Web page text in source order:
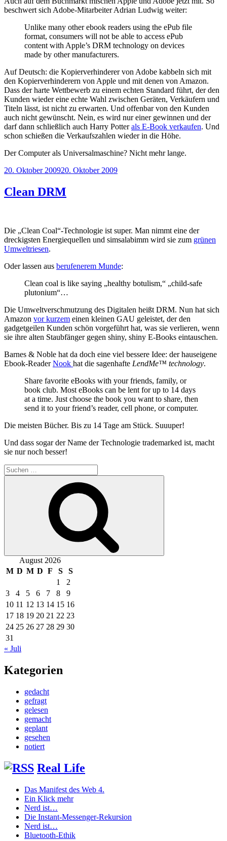
beschwert sich Adobe-Mitarbeiter Adrian Ludwig weiter:
Unlike many other ebook readers using the ePub file
format, consumers will not be able to access ePub
content with Apple’s DRM technology on devices
made by other manufacturers.
Auf Deutsch: die Kopierverhinderer von Adobe kabbeln sich mit
den Kopierverhinderern von Apple und mit denen von Amazon.
Dass der harte Wettbewerb zu einem echten Standard führt, der den
Kunden wieder eine echte Wahl zwischen Geräten, Verkäufern und
Titeln lässt, ist nicht zu erwarten. Und offenbar von den Kunden
auch nicht gewünscht. Nein, es wird nur einer gewinnen und der
darf dann schließlich auch Harry Potterals E-Book verkaufen. Und
schon schießen die Verkaufszahlen wieder in die Höhe.
Der Computer als Universalmaschine? Nicht mehr lange.
Veröffentlicht
20. Oktober 200920. Oktober 2009
Clean DRM
Die „Clean Coal“-Technologie ist super. Man nimmt eine der
dreckigsten Energiequellen und simsalabimm wird sie zum grünen
Umweltriesen.
Oder lassen aus berufenerem Munde:
Clean coal is like saying „healthy botulism,“ „child-safe
plutonium“…
Die Umweltverschmutzung des Digitalen heißt DRM. Nun hat sich
Amazon vor kurzem einen kleinen GAU geleistet, der den
gadgetgeilen Kunden schön vorgeführt hat, was sie verlieren, wenn
sie ihre alten Staubfänger gegen shiny, shiny E-Books eintauschen.
Barnes & Noble hat da doch eine viel bessere Idee: der hauseigene
Ebook-ReaderNook hat die sagenhafte LendMe™ technology.
Share favorite eBooks with your friends, family, or
book club. Most eBooks can be lent for up to 14 days
at a time. Just choose the book you want to share, then
send it to your friend’s reader, cell phone, or computer.
Die meisten Bücher. Bis zu 14 Tage am Stück. Suuuper!
Und dass sogar der Name der Technologie trademarked ist, macht
sie nur noch besser!
Suchen
nach:
August 2026
M D M D F S
S
1
2
3
4 5 6 7 8
9
10 11 12 13 14 15 16
17 18 19 20 21 22 23
24 25 26 27 28 29 30
31
« Juli
Kategorien
gedacht
gefragt
gelesen
gemacht
geplant
gesehen
notiert
Real Life
Das Manifest des Web 4.
Ein Klick mehr
Nerd ist…
Die Instant-Messenger-Rekursion
Nerd ist…
Bluetooth-Ethik